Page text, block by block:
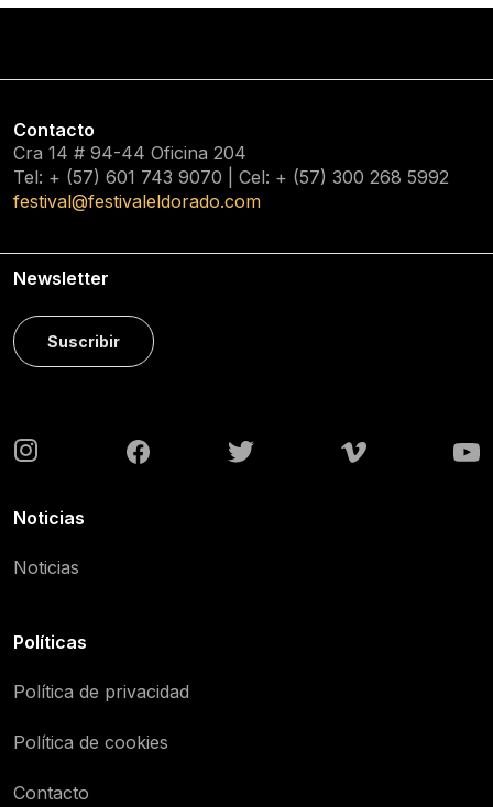
Contacto
Cra 14 # 94-44 Oficina 204
Tel: + (57) 601 743 9070 | Cel: + (57) 300 268 5992
festival@festivaleldorado.com
Newsletter
Suscribir
Noticias
Noticias
Políticas
Política de privacidad
Política de cookies
Contacto